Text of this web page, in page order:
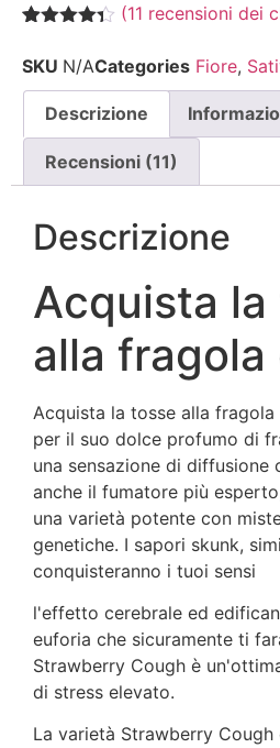
4.27 su
5 su
base di
recensioni
(11 recensioni dei
SKU N/ACategories Fiore,
Descrizione
Recensioni (11)
Descrizione
Acquista la
alla fragola
Acquista la tosse alla
per il suo dolce profumo di
una sensazione di diffusione
anche il fumatore più
una varietà potente con
genetiche. I sapori skunk,
conquisteranno i tuoi sensi
l'effetto cerebrale ed
euforia che sicuramente ti
Strawberry Cough è
di stress elevato.
La varietà Strawberry Cough